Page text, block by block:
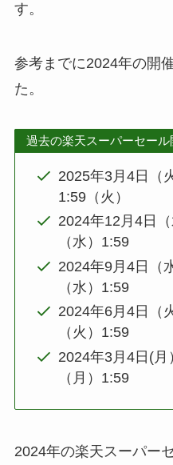
す。
参考までに2024年の開
た。
過去の楽天スーパーセール
2025年3月4日（
1:59（火）
2024年12月4日
（水）1:59
2024年9月4日（
（水）1:59
2024年6月4日（
（火）1:59
2024年3月4日(月
（月）1:59
2024年の楽天スーパー